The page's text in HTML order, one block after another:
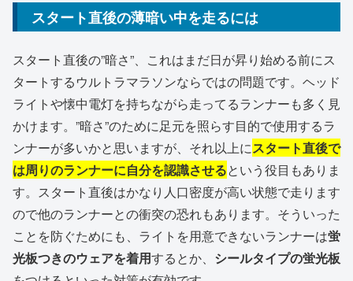
スタート直後の薄暗い中を走るには
スタート直後の”暗さ”、これはまだ日が昇り始める前にス
タートするウルトラマラソンならではの問題です。ヘッド
ライトや懐中電灯を持ちながら走ってるランナーも多く見
かけます。”暗さ”のために足元を照らす目的で使用するラ
ンナーが多いかと思いますが、それ以上にスタート直後で
は周りのランナーに自分を認識させるという役目もありま
す。スタート直後はかなり人口密度が高い状態で走ります
ので他のランナーとの衝突の恐れもあります。そういった
ことを防ぐためにも、ライトを用意できないランナーは蛍
光板つきのウェアを着用するとか、 シールタイプの蛍光板